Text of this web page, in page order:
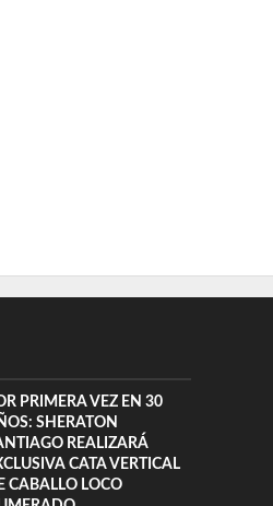
PRIMERA VEZ EN 30
SHERATON
REALIZARÁ
CATA VERTICAL
CABALLO LOCO